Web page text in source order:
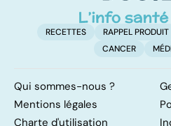
RECETTES RAPPEL PRODUIT
CANCER
Qui sommes-nous ?
Mentions légales
Charte d'utilisation